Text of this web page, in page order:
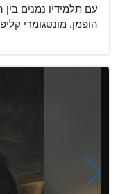
עם תלמידיו נמנים
הופמן, מונטגומרי